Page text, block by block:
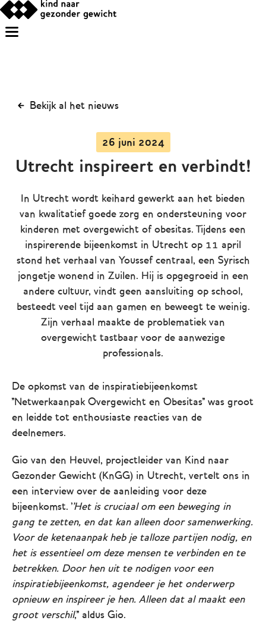
Bekijk al het nieuws
26 juni 2024
Utrecht inspireert en verbindt!
In Utrecht wordt keihard gewerkt aan het bieden
van kwalitatief goede zorg en ondersteuning voor
kinderen met overgewicht of obesitas. Tijdens een
inspirerende bijeenkomst in Utrecht op 11 april
stond het verhaal van Youssef centraal, een Syrisch
jongetje wonend in Zuilen. Hij is opgegroeid in een
andere cultuur, vindt geen aansluiting op school,
besteedt veel tijd aan gamen en beweegt te weinig.
Zijn verhaal maakte de problematiek van
overgewicht tastbaar voor de aanwezige
professionals.
De opkomst van de inspiratiebijeenkomst
''Netwerkaanpak Overgewicht en Obesitas'' was groot
en leidde tot enthousiaste reacties van de
deelnemers.
Gio van den Heuvel, projectleider van Kind naar
Gezonder Gewicht (KnGG) in Utrecht, vertelt ons in
een interview over de aanleiding voor deze
bijeenkomst. ''Het is cruciaal om een beweging in
gang te zetten, en dat kan alleen door samenwerking.
Voor de ketenaanpak heb je talloze partijen nodig, en
het is essentieel om deze mensen te verbinden en te
betrekken. Door hen uit te nodigen voor een
inspiratiebijeenkomst, agendeer je het onderwerp
opnieuw en inspireer je hen. Alleen dat al maakt een
groot verschil,'' aldus Gio.